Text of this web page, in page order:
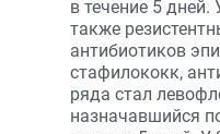
в течение 5
также
антибиотиков
стафилококк,
ряда стал
назначавшийся